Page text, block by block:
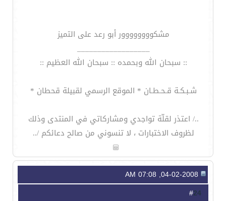
مشكوووووووور أبو رعد على التميز
__________________
:: سبحان الله وبحمده :: سبحان الله العظيم ::
شـبـكـة قـحـطـان * الموقع الرسمي لقبيلة قحطان *
../ اعتذر لقلّة تواجدي ومشاركاتي في المنتدى وذلك
لظروف الاختبارات ، لا تنسوني من صالح دعائكم /..
24